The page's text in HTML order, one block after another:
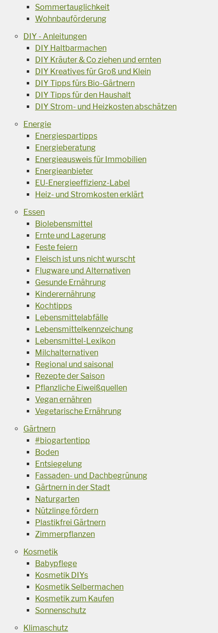
Sommertauglichkeit
Wohnbauförderung
DIY - Anleitungen
DIY Haltbarmachen
DIY Kräuter & Co ziehen und ernten
DIY Kreatives für Groß und Klein
DIY Tipps fürs Bio-Gärtnern
DIY Tipps für den Haushalt
DIY Strom- und Heizkosten abschätzen
Energie
Energiespartipps
Energieberatung
Energieausweis für Immobilien
Energieanbieter
EU-Energieeffizienz-Label
Heiz- und Stromkosten erklärt
Essen
Biolebensmittel
Ernte und Lagerung
Feste feiern
Fleisch ist uns nicht wurscht
Flugware und Alternativen
Gesunde Ernährung
Kinderernährung
Kochtipps
Lebensmittelabfälle
Lebensmittelkennzeichung
Lebensmittel-Lexikon
Milchalternativen
Regional und saisonal
Rezepte der Saison
Pflanzliche Eiweißquellen
Vegan ernähren
Vegetarische Ernährung
Gärtnern
#biogartentipp
Boden
Entsiegelung
Fassaden- und Dachbegrünung
Gärtnern in der Stadt
Naturgarten
Nützlinge fördern
Plastikfrei Gärtnern
Zimmerpflanzen
Kosmetik
Babypflege
Kosmetik DIYs
Kosmetik Selbermachen
Kosmetik zum Kaufen
Sonnenschutz
Klimaschutz